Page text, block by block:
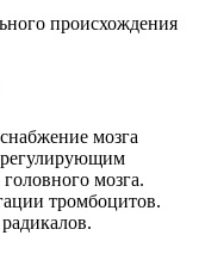
происхождения
мозга
мозга.
тромбоцитов.